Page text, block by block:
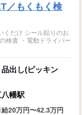
／もくもく検
くだけ シール貼りのお
検査 ・電動ドライバー
出し(ピッキン
幡駅
20万円〜42.3万円